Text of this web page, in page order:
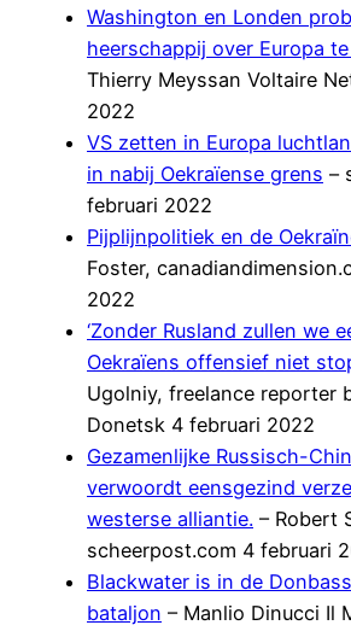
Washington en Londen
heerschappij over Europa
Thierry Meyssan Voltaire
2022
VS zetten in Europa
in nabij Oekraïense grens –
februari 2022
Pijplijnpolitiek en de
Foster,
2022
‘Zonder Rusland zullen we
Oekraïens offensief niet
Ugolniy, freelance reporter
Donetsk 4 februari 2022
Gezamenlijke Russisch-
verwoordt eensgezind
westerse alliantie. – Robert
scheerpost.com 4 februari
Blackwater is in de
bataljon – Manlio Dinucci Il